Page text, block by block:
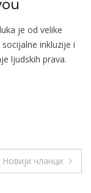
je od velike
inkluzije i
ljudskih prava.
Новији чланци